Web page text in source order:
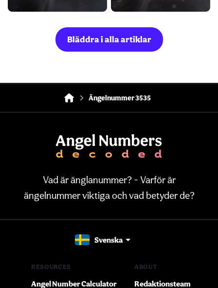
Bläddra i alla artiklar
Ängelnummer 3535
Vad är änglanummer? - Varför är
ängelnummer viktiga och vad betyder de?
Svenska
RESOURCES
Angel Number Calculator
ABOUT
Redaktionsteam